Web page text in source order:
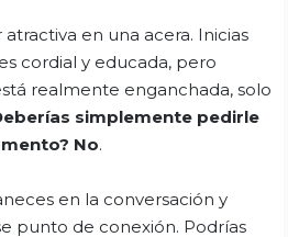
en una acera. Inicias
cordial y educada, pero
realmente enganchada, solo
simplemente pedirle
No.
en la conversación y
punto de conexión. Podrías